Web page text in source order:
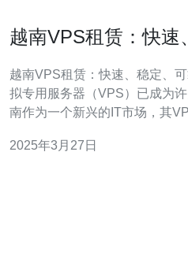
越南VPS租赁：快速
越南VPS租赁：快速、稳定、可靠 在当今数字化时代
拟专用服务器（VPS）已成为
南作为一个新兴的IT市场，其
速、稳定和可靠的特点。 越南VPS租赁服务提供了出色的
2025年3月27日